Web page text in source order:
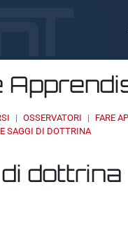
OSSERVATORI FARE
SAGGI DI DOTTRINA
dottrina